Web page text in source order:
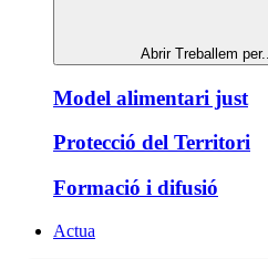
Abrir Treballem per...
Model alimentari just
Protecció del Territori
Formació i difusió
Actua